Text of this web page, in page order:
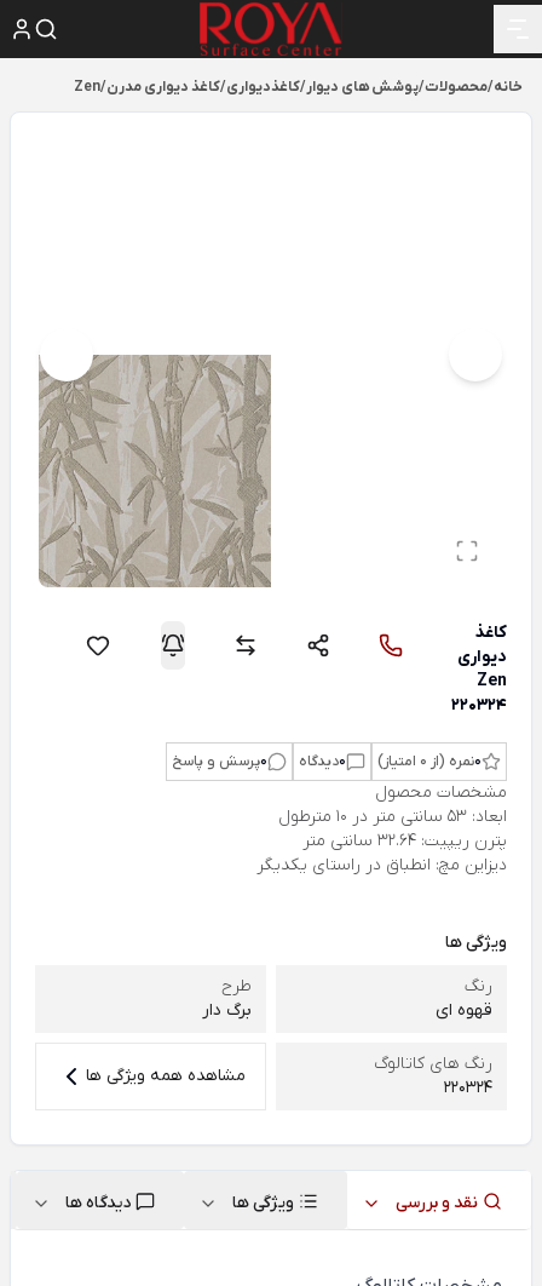
خانه/محصولات/پوشش های دیوار/کاغذدیواری/کاغذ دیواری مدرن/
Zen
کاغذ
دیواری
Zen
220324
0نمره (از 0 امتیاز) 0دیدگاه 0پرسش و پاسخ
مشخصات محصول
ابعاد: 53 سانتی متر در 10 مترطول
پترن ریپیت: 32.64 سانتی متر
دیزاین مچ: انطباق در راستای یکدیگر
ویژگی ها
رنگ
قهوه ای
طرح
برگ دار
رنگ های کاتالوگ
220324
مشاهده همه ویژگی ها
نقد و بررسی ویژگی ها دیدگاه ها